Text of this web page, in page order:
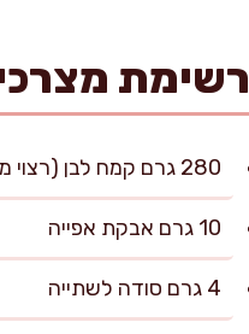
רשימת
280 גרם קמח לבן (רצוי מנופה)
10 גרם אבקת אפייה
4 גרם סודה לשתייה